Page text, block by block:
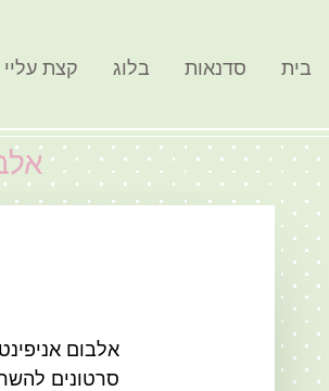
בית סדנאות בלוג קצת עליי
אלבום
סרטונים